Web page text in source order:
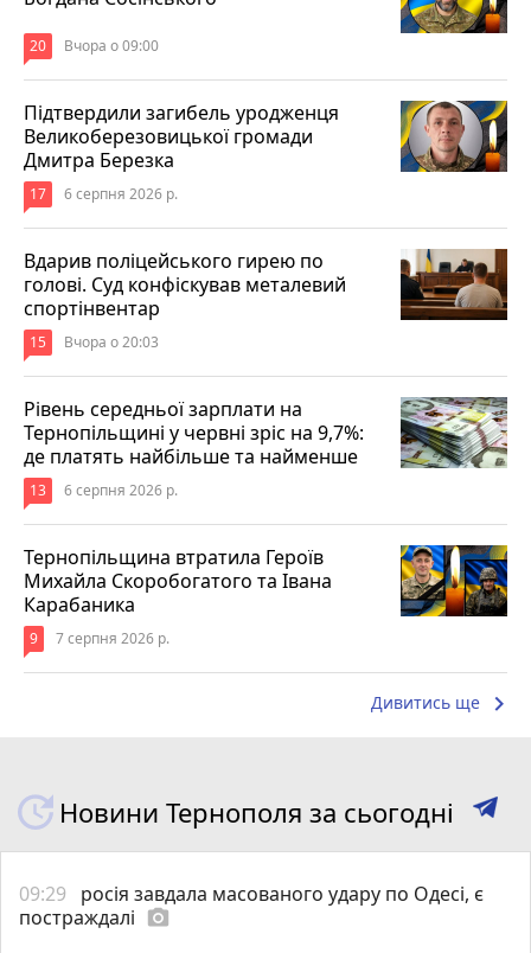
20 Вчора о 09:00
Підтвердили загибель уродженця
Великоберезовицької громади
Дмитра Березка
17 6 серпня 2026 р.
Вдарив поліцейського гирею по
голові. Суд конфіскував металевий
спортінвентар
15 Вчора о 20:03
Рівень середньої зарплати на
Тернопільщині у червні зріс на 9,7%:
де платять найбільше та найменше
13 6 серпня 2026 р.
Тернопільщина втратила Героїв
Михайла Скоробогатого та Івана
Карабаника
9 7 серпня 2026 р.
Дивитись ще keyboard_arrow_right
Новини Тернополя за сьогодні
09:29
росія завдала масованого удару по Одесі, є
постраждалі photo_camera